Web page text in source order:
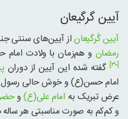
آیین گرگیعان
آیین گَرگیعاناز آیین‌های سنتی
رمضان و هم‌زمان با ولادت
[۳۰] گفته شده این آیین از دوران
امام حسن(ع) و خوش حالی رسول
عرض تبریک به امام علی(ع)و
و کم‌کم به صورت مناسبتی هر ساله